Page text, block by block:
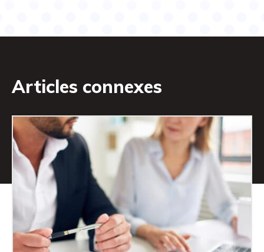
Articles connexes